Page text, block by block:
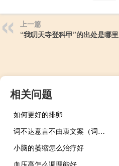
上一篇
“我叨天寺登科甲”的出处是哪里
相关问题
如何更好的排卵
词不达意言不由衷文案（词不达意 言不由衷）
小脑的萎缩怎么治疗好